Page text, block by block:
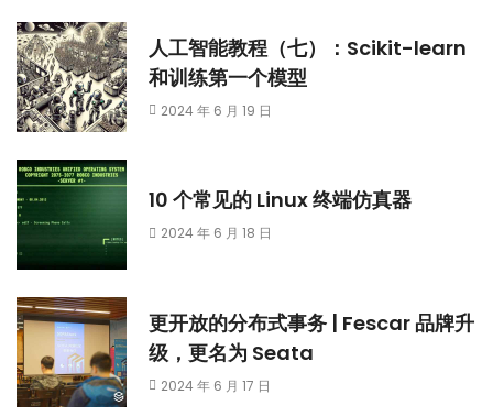
人工智能教程（七）：Scikit-learn
和训练第一个模型
2024 年 6 月 19 日
10 个常见的 Linux 终端仿真器
2024 年 6 月 18 日
更开放的分布式事务 | Fescar 品牌升
级，更名为 Seata
2024 年 6 月 17 日